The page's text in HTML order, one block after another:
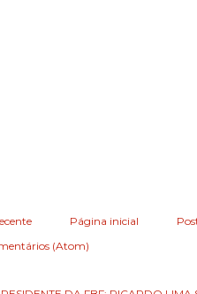
Página inicial
(Atom)